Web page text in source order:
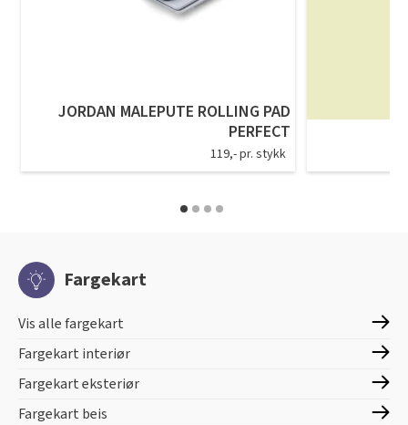
JORDAN MALEPUTE ROLLING PAD
PERFECT
119,- pr. stykk
Fargekart
Vis alle fargekart
Fargekart interiør
Fargekart eksteriør
Fargekart beis